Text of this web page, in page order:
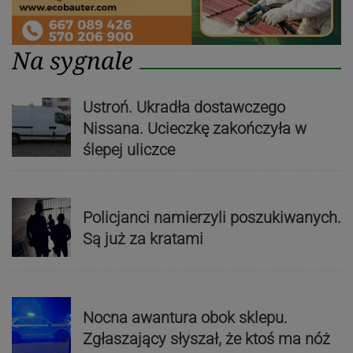
Na sygnale
Ustroń. Ukradła dostawczego
Nissana. Ucieczkę zakończyła w
ślepej uliczce
Policjanci namierzyli poszukiwanych.
Są już za kratami
Nocna awantura obok sklepu.
Zgłaszający słyszał, że ktoś ma nóż